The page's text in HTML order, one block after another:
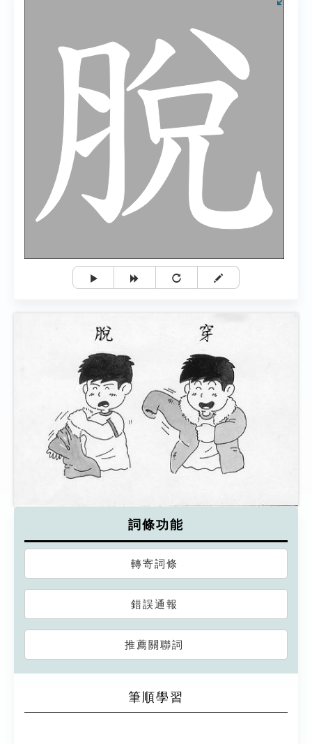
詞條功能
轉寄詞條
錯誤通報
推薦關聯詞
筆順學習